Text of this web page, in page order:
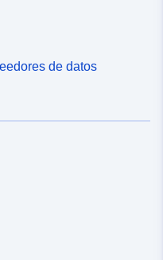
de datos